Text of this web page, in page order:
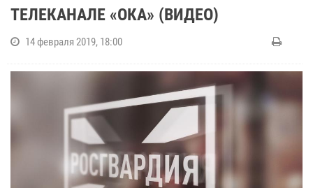
ТЕЛЕКАНАЛЕ «ОКА» (ВИДЕО)
14 февраля 2019, 18:00